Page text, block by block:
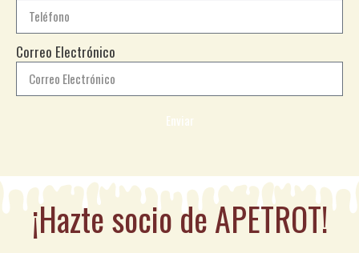
Correo Electrónico
Enviar
¡Hazte socio de APETROT!